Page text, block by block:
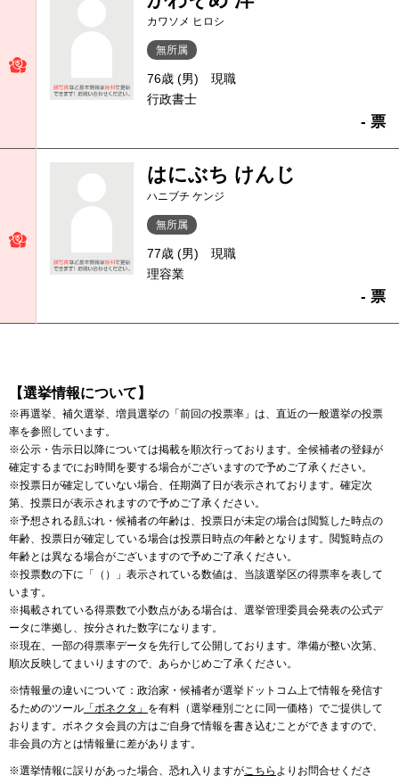
カワソメ ヒロシ
無所属
76歳 (男)
現職
行政書士
- 票
はにぶち けんじ
ハニブチ ケンジ
無所属
77歳 (男)
現職
理容業
- 票
【選挙情報について】
※再選挙、補欠選挙、増員選挙の「前回の投票率」は、直近の一般選挙の投票
率を参照しています。
※公示・告示日以降については掲載を順次行っております。全候補者の登録が
確定するまでにお時間を要する場合がございますので予めご了承ください。
※投票日が確定していない場合、任期満了日が表示されております。確定次
第、投票日が表示されますので予めご了承ください。
※予想される顔ぶれ・候補者の年齢は、投票日が未定の場合は閲覧した時点の
年齢、投票日が確定している場合は投票日時点の年齢となります。閲覧時点の
年齢とは異なる場合がございますので予めご了承ください。
※投票数の下に「（）」表示されている数値は、当該選挙区の得票率を表して
います。
※掲載されている得票数で小数点がある場合は、選挙管理委員会発表の公式デ
ータに準拠し、按分された数字になります。
※現在、一部の得票率データを先行して公開しております。準備が整い次第、
順次反映してまいりますので、あらかじめご了承ください。
※情報量の違いについて：政治家・候補者が選挙ドットコム上で情報を発信す
るためのツール 「ボネクタ」 を有料（選挙種別ごとに同一価格）でご提供して
おります。ボネクタ会員の方はご自身で情報を書き込むことができますので、
非会員の方とは情報量に差があります。
※選挙情報に誤りがあった場合、恐れ入りますがこちら よりお問合せくださ